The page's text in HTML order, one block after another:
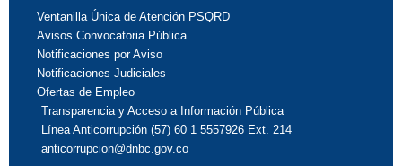
Ventanilla Única de Atención PSQRD
Avisos Convocatoria Pública
Notificaciones por Aviso
Notificaciones Judiciales
Ofertas de Empleo
Transparencia y Acceso a Información Pública
Línea Anticorrupción (57) 60 1 5557926 Ext. 214
anticorrupcion@dnbc.gov.co